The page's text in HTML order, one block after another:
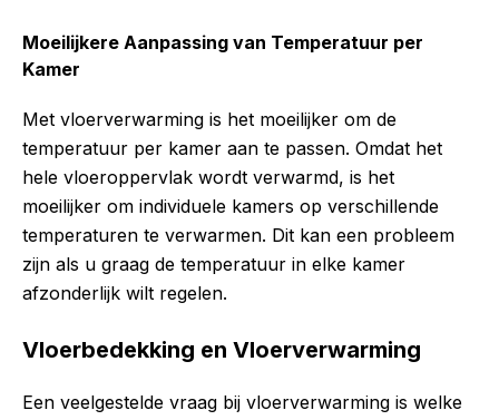
Moeilijkere Aanpassing van Temperatuur per
Kamer
Met vloerverwarming is het moeilijker om de
temperatuur per kamer aan te passen. Omdat het
hele vloeroppervlak wordt verwarmd, is het
moeilijker om individuele kamers op verschillende
temperaturen te verwarmen. Dit kan een probleem
zijn als u graag de temperatuur in elke kamer
afzonderlijk wilt regelen.
Vloerbedekking en Vloerverwarming
Een veelgestelde vraag bij vloerverwarming is welke